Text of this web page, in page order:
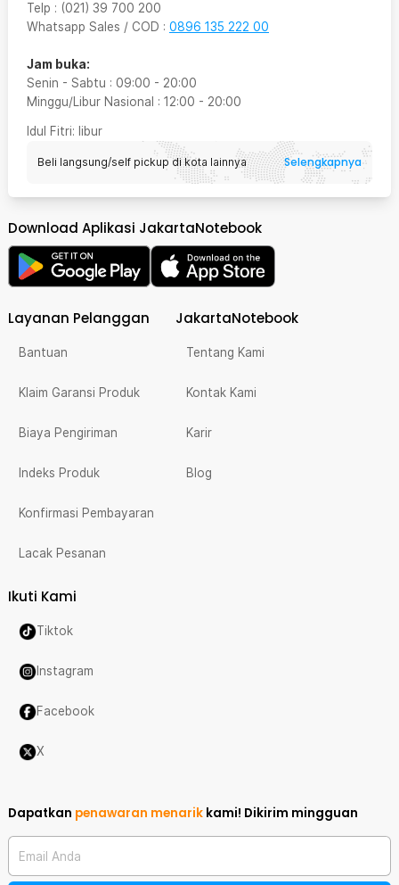
Telp : (021) 39 700 200
Whatsapp Sales / COD : 0896 135 222 00
Jam buka:
Senin - Sabtu : 09:00 - 20:00
Minggu/Libur Nasional : 12:00 - 20:00
Idul Fitri: libur
Beli langsung/self pickup di kota lainnya Selengkapnya
Download Aplikasi JakartaNotebook
Layanan Pelanggan
Bantuan
Klaim Garansi Produk
Biaya Pengiriman
Indeks Produk
Konfirmasi Pembayaran
Lacak Pesanan
JakartaNotebook
Tentang Kami
Kontak Kami
Karir
Blog
Ikuti Kami
Tiktok
Instagram
Facebook
X
Dapatkan penawaran menarik kami! Dikirim mingguan
Email Anda